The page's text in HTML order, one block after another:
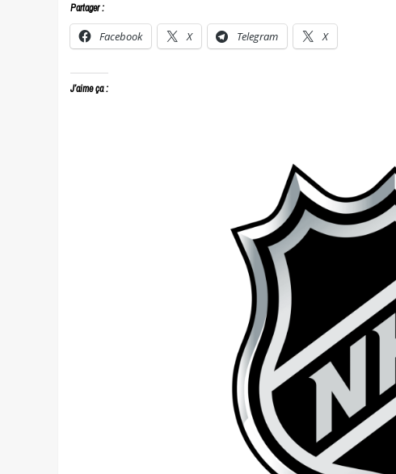
Partager :
Facebook X Telegram X
J’aime ça :